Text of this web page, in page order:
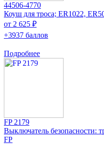
44506-4770
Коуш для троса; ER1022,
от 2 625 ₽
+3937 баллов
Подробнее
FP 2179
Выключатель безопасности:
FP